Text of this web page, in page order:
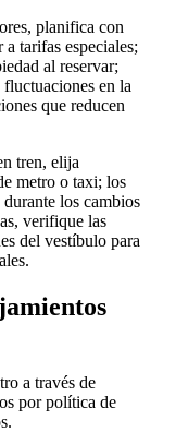
planifica con
tarifas especiales;
al reservar;
en la
que reducen
tren, elija
metro o taxi; los
los cambios
verifique las
del vestíbulo para
a través de
por política de